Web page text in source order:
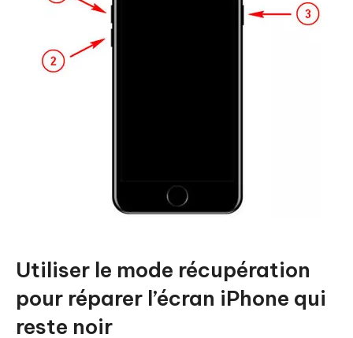
Utiliser le mode récupération
pour réparer l’écran iPhone qui
reste noir